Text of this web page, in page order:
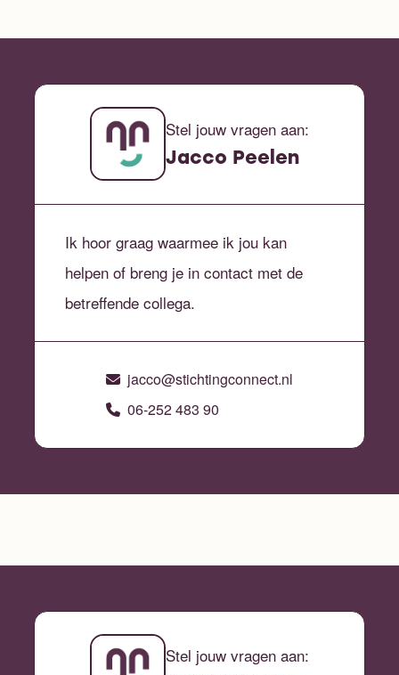
Stel jouw vragen aan:
Jacco Peelen
Ik hoor graag waarmee ik jou kan
helpen of breng je in contact met de
betreffende collega.
jacco@stichtingconnect.nl
06-252 483 90
Stel jouw vragen aan: